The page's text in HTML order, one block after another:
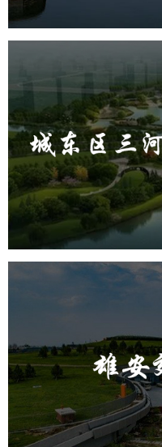
城东区三
旅游休闲 公园 AI
AR太极
公园 AI
智能照明